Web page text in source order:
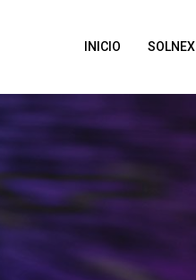
INICIO SOLNEX